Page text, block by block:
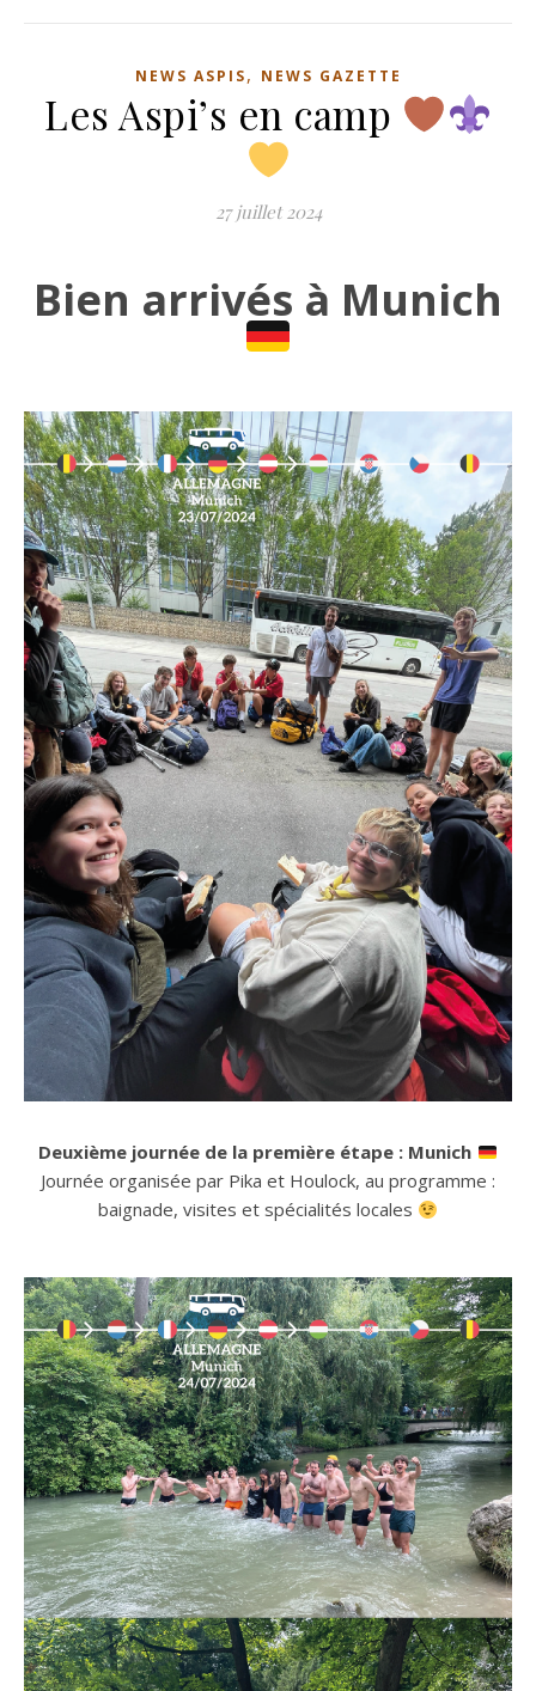
NEWS ASPIS, NEWS GAZETTE
Les Aspi’s en camp
27 juillet 2024
Bien arrivés à Munich
Deuxième journée de la première étape : Munich
Journée organisée par Pika et Houlock, au programme :
baignade, visites et spécialités locales